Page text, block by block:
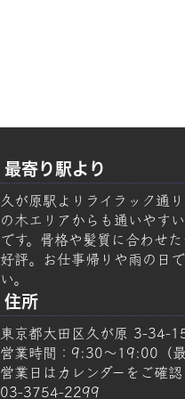
最寄り駅より
久が原駅よりライラック通
の木エリアからも通いやす
です。骨格や髪質に合わせ
好評。お仕事帰りや雨の日
い。
住所
東京都大田区久が原 3-34-
営業時間：9:30～19:00（
営業日はカレンダーをご確認
03-3754-2299